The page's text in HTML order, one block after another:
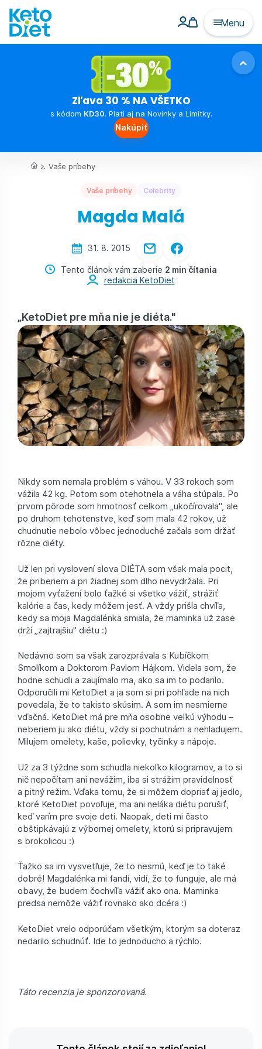
Menu
Zľava 30 % NA VŠETKO
s kódom KD30. Platí aj na Novinky a Limitky.
Nakúpiť
... Vaše príbehy
Vaše príbehy Celebrity
Magda Malá
31. 8. 2015
Tento článok vám zaberie 2 min čítania
redakcia KetoDiet
„KetoDiet pre mňa nie je diéta."
Nikdy som nemala problém s váhou. V 33 rokoch som
vážila 42 kg. Potom som otehotnela a váha stúpala. Po
prvom pôrode som hmotnosť celkom „ukočírovala", ale
po druhom tehotenstve, keď som mala 42 rokov, už
chudnutie nebolo vôbec jednoduché začala som držať
rôzne diéty.
Už len pri vyslovení slova DIÉTA som však mala pocit,
že priberiem a pri žiadnej som dlho nevydržala. Pri
mojom vyťažení bolo ťažké si všetko vážiť, strážiť
kalórie a čas, kedy môžem jesť. A vždy prišla chvíľa,
kedy sa moja Magdalénka smiala, že maminka už zase
drží „zajtrajšiu" diétu :)
Nedávno som sa však zarozprávala s Kubíčkom
Smolíkom a Doktorom Pavlom Hájkom. Videla som, že
hodne schudli a zaujímalo ma, ako sa im to podarilo.
Odporučili mi KetoDiet a ja som si pri pohľade na nich
povedala, že to takisto skúsim. A som im nesmierne
vďačná. KetoDiet má pre mňa osobne veľkú výhodu –
neberiem ju ako diétu, vždy si pochutnám a nehladujem.
Milujem omelety, kaše, polievky, tyčinky a nápoje.
Už za 3 týždne som schudla niekoľko kilogramov, a to si
nič nepočítam ani nevážim, iba si strážim pravidelnosť
a pitný režim. Vďaka tomu, že si môžem dopriať aj jedlo,
ktoré KetoDiet povoľuje, ma ani neláka diétu porušiť,
keď varím pre svoje deti. Naopak, deti mi často
obštipkávajú z výbornej omelety, ktorú si pripravujem
s brokolicou :)
Ťažko sa im vysvetľuje, že to nesmú, keď je to také
dobré! Magdalénka mi fandí, vidí, že to funguje, ale má
obavy, že budem čochvíľa vážiť ako ona. Maminka
predsa nemôže vážiť rovnako ako dcéra :)
KetoDiet vrelo odporúčam všetkým, ktorým sa doteraz
nedarilo schudnúť. Ide to jednoducho a rýchlo.
Táto recenzia je sponzorovaná.